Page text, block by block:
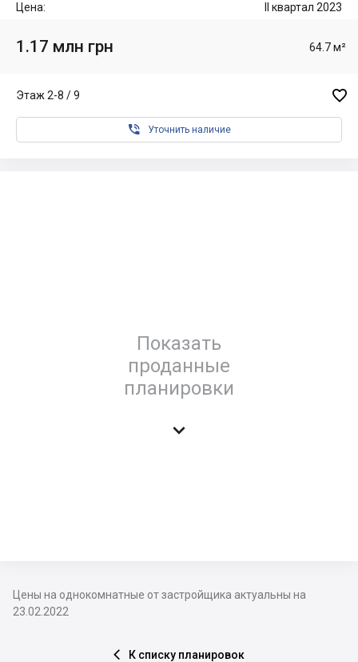
Цена: II квартал 2023
1.17 млн грн 64.7 м²
Этаж 2-8 / 9 
 Уточнить наличие
Показать
проданные
планировки

Цены на однокомнатные от застройщика актуальны на
23.02.2022
 К списку планировок